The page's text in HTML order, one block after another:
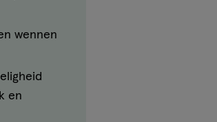
wennen
en